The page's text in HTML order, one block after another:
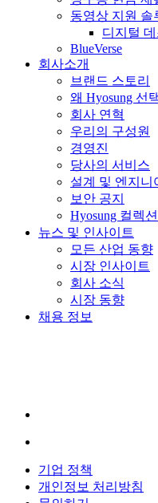
동영상 지원 솔
디지털
BlueVerse
회사소개
브랜드 스토리
왜 Hyosung 선
회사 연혁
우리의 구성원
경영진
당사의 서비스
설계 및 엔지니
보안 공지
Hyosung 컬렉션
뉴스 및 인사이트
모든 산업 동향
시장 인사이트
회사 소식
시장 동향
채용 정보
니
다.
창
에
기업 정책
개인정보 처리방침